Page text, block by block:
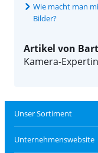
Wie macht man
Bilder?
Artikel von Bart
Kamera-
Unser Sortiment
Unternehmenswebsite